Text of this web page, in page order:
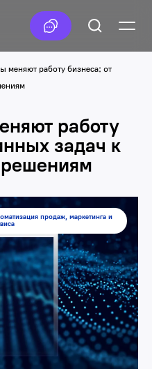
меняют работу бизнеса: от
работу
задач к
решениям
продаж, маркетинга и